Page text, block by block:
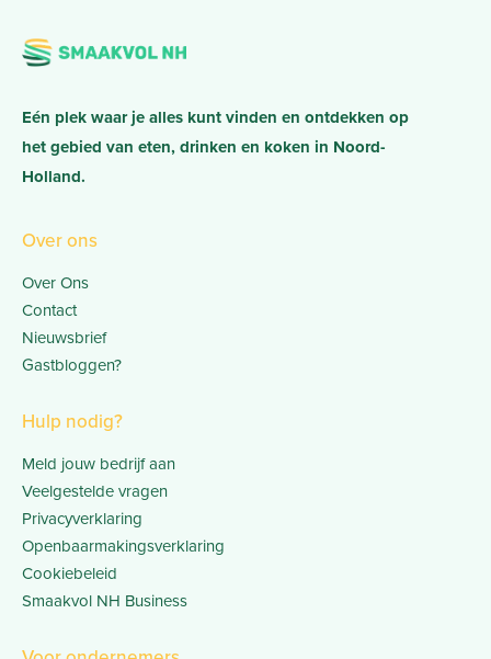
Eén plek waar je alles kunt vinden en ontdekken op
het gebied van eten, drinken en koken in Noord-
Holland.
Over ons
Over Ons
Contact
Nieuwsbrief
Gastbloggen?
Hulp nodig?
Meld jouw bedrijf aan
Veelgestelde vragen
Privacyverklaring
Openbaarmakingsverklaring
Cookiebeleid
Smaakvol NH Business